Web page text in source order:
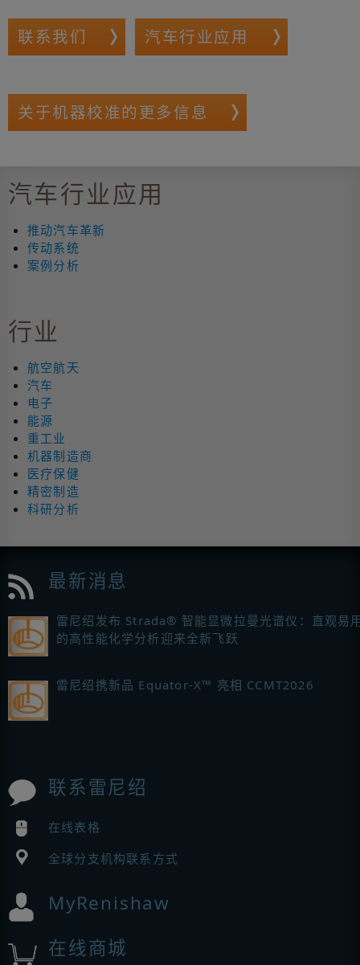
联系我们 汽车行业应用
关于机器校准的更多信息
汽车行业应用
推动汽车革新
传动系统
案例分析
行业
航空航天
汽车
电子
能源
重工业
机器制造商
医疗保健
精密制造
科研分析
最新消息
雷尼绍发布 Strada® 智能显微拉曼光谱仪：直观易
的高性能化学分析迎来全新飞跃
雷尼绍携新品 Equator-X™ 亮相 CCMT2026
联系雷尼绍
在线表格
全球分支机构联系方式
MyRenishaw
在线商城